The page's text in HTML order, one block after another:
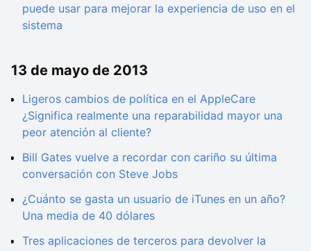
puede usar para mejorar la experiencia de uso en el
sistema
13 de mayo de 2013
Ligeros cambios de política en el AppleCare
¿Significa realmente una reparabilidad mayor una
peor atención al cliente?
Bill Gates vuelve a recordar con cariño su última
conversación con Steve Jobs
¿Cuánto se gasta un usuario de iTunes en un año?
Una media de 40 dólares
Tres aplicaciones de terceros para devolver la